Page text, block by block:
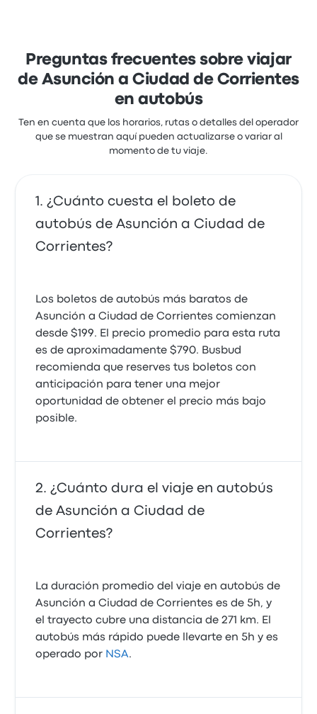
Increíble experiencia!!!
5.0 de 5 estrellas
Roberto Adrian S.
Crucero del Norte en este viaje comienzan en $657
Comentarios recientes de clientes
Crucero del Norte Asunción Ciudad
de Corrientes
Muy buen servicio, muy amable personal, olvide un
bolso e hicieron lo posible para regresrmelo
5.0 de 5 estrellas
Excelente servicio
5.0 de 5 estrellas
Alejo H.
22 de noviembre de 2024
Mejoraron bastante
5.0 de 5 estrellas
4 de octubre de 2022
Preguntas frecuentes sobre viajar
de Asunción a Ciudad de Corrientes
en autobús
Ten en cuenta que los horarios, rutas o detalles del operador
que se muestran aquí pueden actualizarse o variar al
momento de tu viaje.
¿Cuánto cuesta el boleto de
autobús de Asunción a Ciudad de
Corrientes?
Los boletos de autobús más baratos de
Asunción a Ciudad de Corrientes comienzan
desde $199. El precio promedio para esta ruta
es de aproximadamente $790. Busbud
recomienda que reserves tus boletos con
anticipación para tener una mejor
oportunidad de obtener el precio más bajo
posible.
¿Cuánto dura el viaje en autobús
de Asunción a Ciudad de
Corrientes?
La duración promedio del viaje en autobús de
Asunción a Ciudad de Corrientes es de 5h, y
el trayecto cubre una distancia de 271 km. El
autobús más rápido puede llevarte en 5h y es
operado por NSA.